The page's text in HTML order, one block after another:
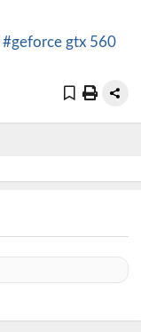
#geforce gtx 560